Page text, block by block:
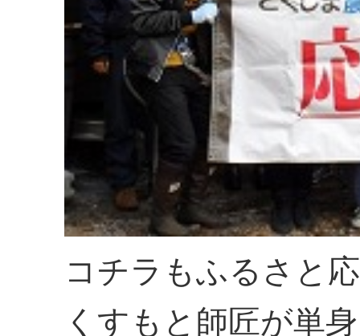
コチラもふるさと
くすもと師匠が単